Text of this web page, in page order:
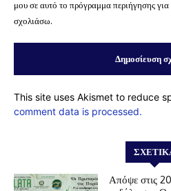
μου σε αυτό το πρόγραμμα περιήγησης
σχολιάσω.
This site uses Akismet to reduce
comment data is processed.
Απόψε στις